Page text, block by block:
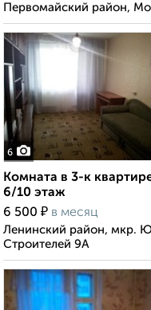
Первомайский район,
6
Комната в 3-к
6/10 этаж
6 500 ₽ в месяц
Ленинский район, мкр.
Строителей 9А